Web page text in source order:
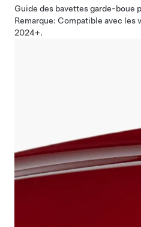
Guide des bavettes garde-boue
Remarque: Compatible avec
2024+.